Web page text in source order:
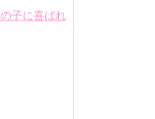
子に喜ばれ